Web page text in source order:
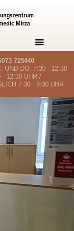
725440
UND DO. 7:30 - 12:30
- 12:30 UHR /
7:30 - 9:30 UHR